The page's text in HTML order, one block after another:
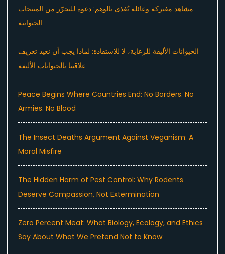
مشاهد مفبركة وعائلة تُغذى بالوهم: دعوة للتحرّر من المنتجات
الحيوانية
الحيوانات الأليفة للرعاية، لا للاستفادة: لماذا يجب أن نعيد تعريف
علاقتنا بالحيوانات الأليفة
Peace Begins Where Countries End: No Borders. No
Armies. No Blood
The Insect Deaths Argument Against Veganism: A
Moral Misfire
The Hidden Harm of Pest Control: Why Rodents
Deserve Compassion, Not Extermination
Zero Percent Meat: What Biology, Ecology, and Ethics
Say About What We Pretend Not to Know